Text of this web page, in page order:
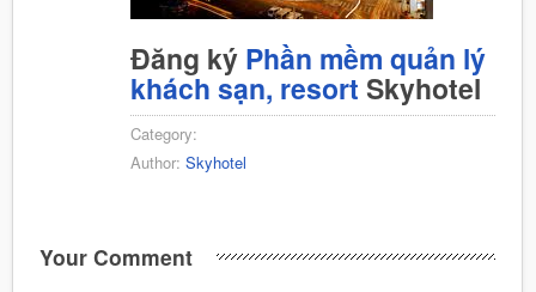
Đăng ký Phần mềm quản lý
khách sạn, resort Skyhotel
Category:
Author: Skyhotel
Your Comment